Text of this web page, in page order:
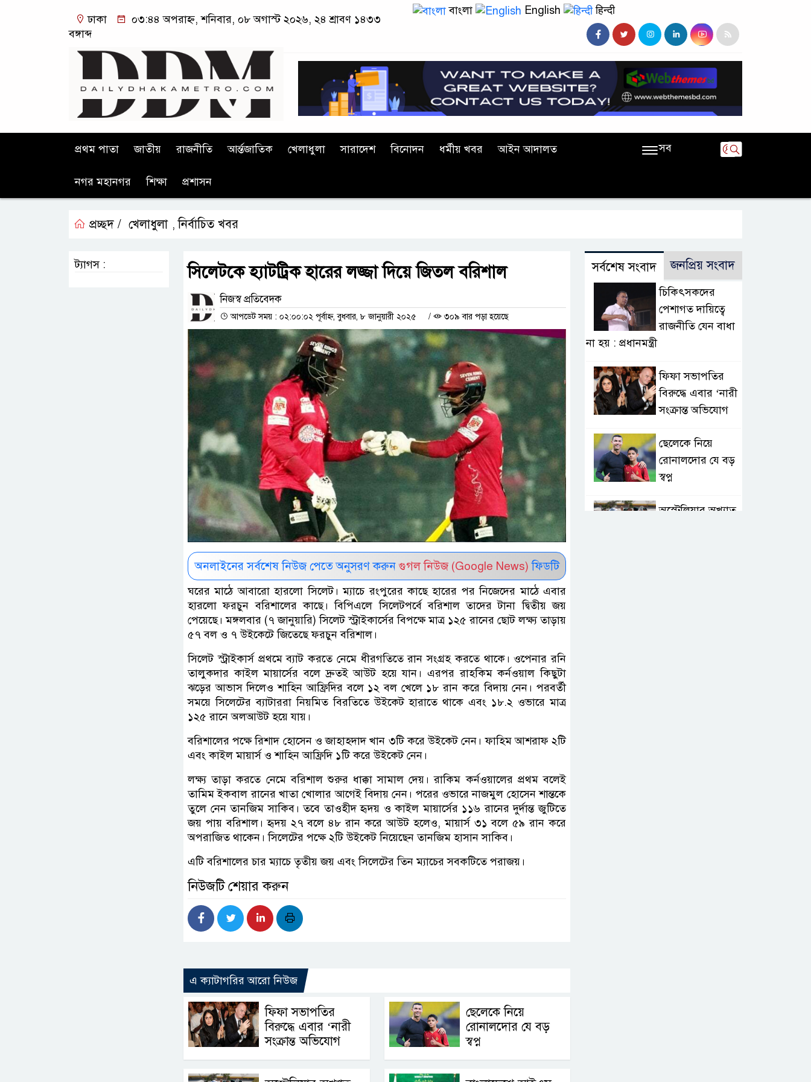
ঢাকা
০৩:৪৪ অপরাহ্ন, শনিবার, ০৮ অগাস্ট ২০২৬, ২৪ শ্রাবণ ১৪৩৩
বঙ্গাব্দ
বাংলা English हिन्दी
প্রথম পাতা জাতীয় রাজনীতি আর্ন্তজাতিক খেলাধুলা সারাদেশ বিনোদন ধর্মীয় খবর আইন আদালত
নগর মহানগর শিক্ষা প্রশাসন
সব
প্রচ্ছদ / খেলাধুলা ,নির্বাচিত খবর
সিলেটকে হ্যাটট্রিক হারের লজ্জা দিয়ে জিতল বরিশাল
নিজস্ব প্রতিবেদক
আপডেট সময় : ০২:০০:০২ পূর্বাহ্ন, বুধবার, ৮ জানুয়ারী ২০২৫ / ৩০৯ বার পড়া হয়েছে
অনলাইনের সর্বশেষ নিউজ পেতে অনুসরণ করুন গুগল নিউজ (Google News) ফিডটি
ঘরের মাঠে আবারো হারলো সিলেট। ম্যাচে রংপুরের কাছে হারের পর নিজেদের মাঠে এবার
হারলো ফরচুন বরিশালের কাছে। বিপিএলে সিলেটপর্বে বরিশাল তাদের টানা দ্বিতীয় জয়
পেয়েছে। মঙ্গলবার (৭ জানুয়ারি) সিলেট স্ট্রাইকার্সের বিপক্ষে মাত্র ১২৫ রানের ছোট লক্ষ্য তাড়ায়
৫৭ বল ও ৭ উইকেটে জিতেছে ফরচুন বরিশাল।
সিলেট স্ট্রাইকার্স প্রথমে ব্যাট করতে নেমে ধীরগতিতে রান সংগ্রহ করতে থাকে। ওপেনার রনি
তালুকদার কাইল মায়ার্সের বলে দ্রুতই আউট হয়ে যান। এরপর রাহকিম কর্নওয়াল কিছুটা
ঝড়ের আভাস দিলেও শাহিন আফ্রিদির বলে ১২ বল খেলে ১৮ রান করে বিদায় নেন। পরবর্তী
সময়ে সিলেটের ব্যাটাররা নিয়মিত বিরতিতে উইকেট হারাতে থাকে এবং ১৮.২ ওভারে মাত্র
১২৫ রানে অলআউট হয়ে যায়।
বরিশালের পক্ষে রিশাদ হোসেন ও জাহাহদাদ খান ৩টি করে উইকেট নেন। ফাহিম আশরাফ ২টি
এবং কাইল মায়ার্স ও শাহিন আফ্রিদি ১টি করে উইকেট নেন।
লক্ষ্য তাড়া করতে নেমে বরিশাল শুরুর ধাক্কা সামাল দেয়। রাকিম কর্নওয়ালের প্রথম বলেই
তামিম ইকবাল রানের খাতা খোলার আগেই বিদায় নেন। পরের ওভারে নাজমুল হোসেন শান্তকে
তুলে নেন তানজিম সাকিব। তবে তাওহীদ হৃদয় ও কাইল মায়ার্সের ১১৬ রানের দুর্দান্ত জুটিতে
জয় পায় বরিশাল। হৃদয় ২৭ বলে ৪৮ রান করে আউট হলেও, মায়ার্স ৩১ বলে ৫৯ রান করে
অপরাজিত থাকেন। সিলেটের পক্ষে ২টি উইকেট নিয়েছেন তানজিম হাসান সাকিব।
এটি বরিশালের চার ম্যাচে তৃতীয় জয় এবং সিলেটের তিন ম্যাচের সবকটিতে পরাজয়।
নিউজটি শেয়ার করুন
এ ক্যাটাগরির আরো নিউজ
ফিফা সভাপতির
বিরুদ্ধে এবার ‘নারী
সংক্রান্ত অভিযোগ
ছেলেকে নিয়ে
রোনালদোর যে বড়
স্বপ্ন
ট্যাগস : সর্বশেষ সংবাদ জনপ্রিয় সংবাদ
চিকিৎসকদের
পেশাগত দায়িত্বে
রাজনীতি যেন বাধা
না হয় : প্রধানমন্ত্রী
ফিফা সভাপতির
বিরুদ্ধে এবার ‘নারী
সংক্রান্ত অভিযোগ
ছেলেকে নিয়ে
রোনালদোর যে বড়
স্বপ্ন
অস্ট্রেলিয়ার অখ্যাত